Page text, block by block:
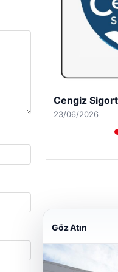
Hastaş Beton
26/05/2026
Göz Atın